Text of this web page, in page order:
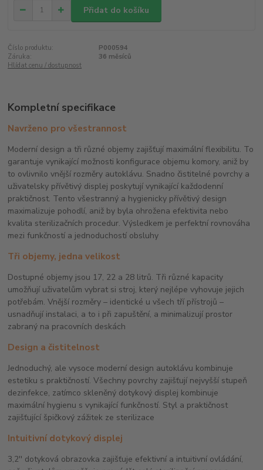
Přidat do košíku
Číslo produktu:
P000594
Záruka:
36 měsíců
Hlídat cenu / dostupnost
Kompletní specifikace
Navrženo pro všestrannost
Moderní design a tři různé objemy zajišťují maximální flexibilitu. To
garantuje vynikající možnosti konfigurace objemu komory, aniž by
to ovlivnilo vnější rozměry autoklávu. Snadno čistitelné povrchy a
uživatelsky přívětivý displej poskytují vynikající každodenní
praktičnost. Tento všestranný a hygienicky přívětivý design
maximalizuje pohodlí, aniž by byla ohrožena efektivita nebo
kvalita sterilizačních procedur.Výsledkem je perfektní rovnováha
mezi funkčností a jednoduchostí obsluhy
Tři objemy, jedna velikost
Dostupné objemy jsou 17, 22 a 28 litrů. Tři různé kapacity
umožňují uživatelům vybrat si stroj, který nejlépe vyhovuje jejich
potřebám. Vnější rozměry – identické u všech tří přístrojů –
usnadňují instalaci, a to i při zapuštění, a minimalizují prostor
zabraný na pracovních deskách
Design a čistitelnost
Jednoduchý, ale vysoce moderní design autoklávu kombinuje
estetiku s praktičností. Všechny povrchy zajišťují nejvyšší stupeň
dezinfekce, zatímco skleněný dotykový displej kombinuje
maximální hygienu s vynikající funkčností. Styl a praktičnost
zajišťující špičkový zážitek ze sterilizace
Intuitivní dotykový displej
3,2'' dotyková obrazovka zajišťuje efektivní a intuitivní ovládání,